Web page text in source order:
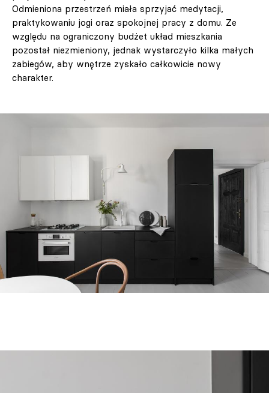
Odmieniona przestrzeń miała sprzyjać medytacji,
praktykowaniu jogi oraz spokojnej pracy z domu. Ze
względu na ograniczony budżet układ mieszkania
pozostał niezmieniony, jednak wystarczyło kilka małych
zabiegów, aby wnętrze zyskało całkowicie nowy
charakter.